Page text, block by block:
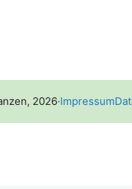
2026·Impressum